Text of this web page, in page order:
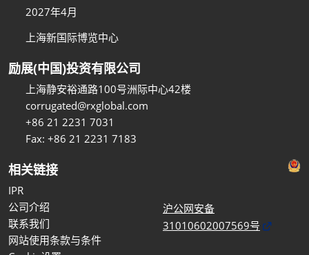
2027年4月
上海新国际博览中心
励展(中国)投资有限公司
上海静安裕通路100号洲际中心42楼
corrugated@rxglobal.com
+86 21 2231 7031
Fax: +86 21 2231 7183
相关链接
IPR
公司介绍
联系我们
网站使用条款与条件
沪公网安备
31010602007569号